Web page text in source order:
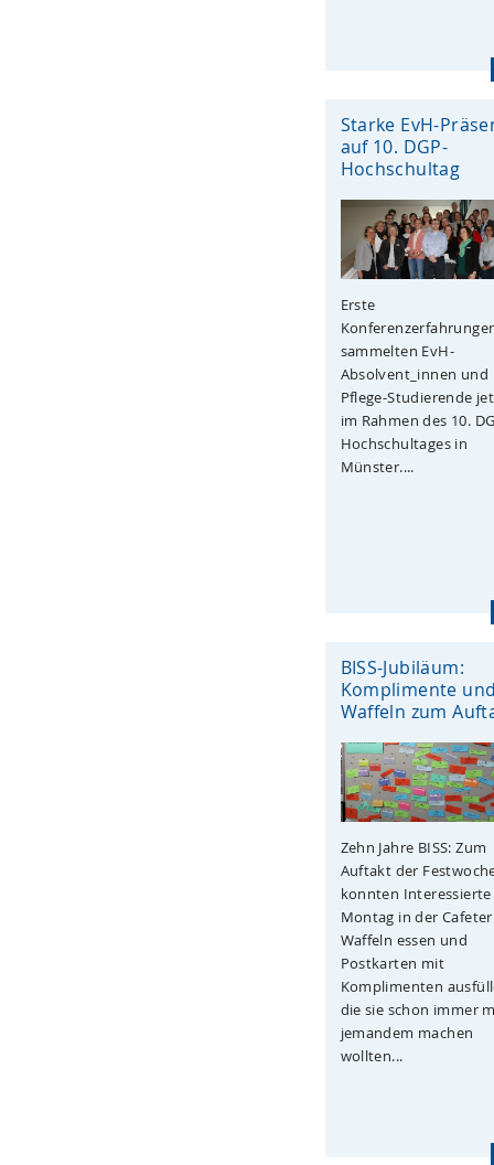
Starke EvH-
auf 10. DGP-
Hochschultag
Erste
sammelten EvH-
Absolvent_innen und
Pflege-Studierende
im Rahmen des 10.
Hochschultages in
Münster....
BISS-Jubiläum:
Komplimente
Waffeln zum
Zehn Jahre BISS: Zum
Auftakt der
konnten
Montag in der
Waffeln essen und
Postkarten mit
Komplimenten
die sie schon immer
jemandem machen
wollten...